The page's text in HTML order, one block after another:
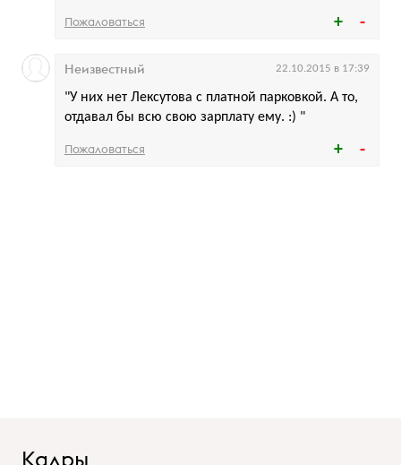
Пожаловаться
"У них нет Лексутова с платной парковкой. А то,
отдавал бы всю свою зарплату ему. :) "
Неизвестный 22.10.2015 в 17:39
Пожаловаться
Кадры